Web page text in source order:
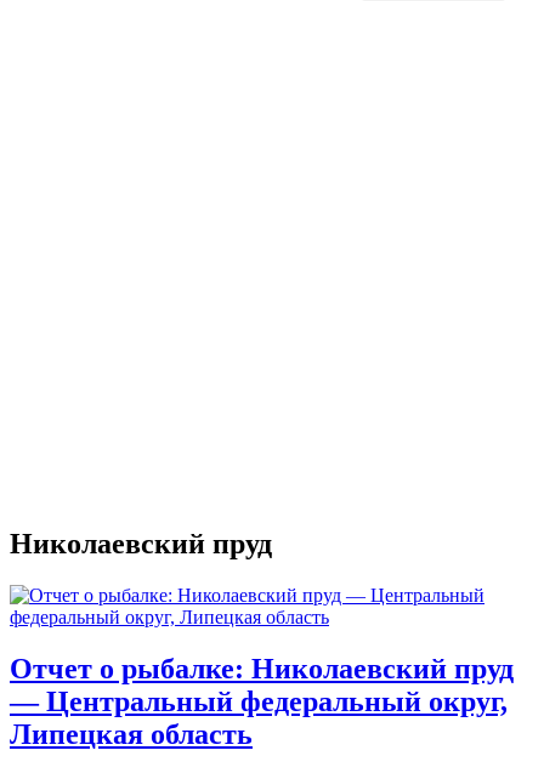
Николаевский пруд
Отчет о рыбалке: Николаевский пруд
— Центральный федеральный округ,
Липецкая область